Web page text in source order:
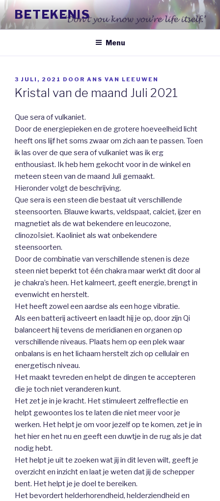
Naar
de
inhoud
BETEKENIS
Menu
GEPLAATST
OP
3 JULI, 2021 DOOR ANS VAN LEEUWEN
Kristal van de maand Juli 2021
Que sera of vulkaniet.
Door de energiepieken en de grotere hoeveelheid licht
heeft ons lijf het soms zwaar om zich aan te passen. Toen
ik las over de que sera of vulkaniet was ik erg
enthousiast. Ik heb hem gekocht voor in de winkel en
meteen steen van de maand Juli gemaakt.
Hieronder volgt de beschrijving.
Que sera is een steen die bestaat uit verschillende
steensoorten. Blauwe kwarts, veldspaat, calciet, ijzer en
magnetiet als de wat bekendere en leucozone,
clinozoïsiet. Kaoliniet als wat onbekendere
steensoorten.
Door de combinatie van verschillende stenen is deze
steen niet beperkt tot één chakra maar werkt dit door al
je chakra’s heen. Het kalmeert, geeft energie, brengt in
evenwicht en herstelt.
Het heeft zowel een aardse als een hoge vibratie.
Als een batterij activeert en laadt hij je op, door zijn Qi
balanceert hij tevens de meridianen en organen op
verschillende niveaus. Plaats hem op een plek waar
onbalans is en het lichaam herstelt zich op cellulair en
energetisch niveau.
Het maakt tevreden en helpt de dingen te accepteren
die je toch niet veranderen kunt.
Het zet je in je kracht. Het stimuleert zelfreflectie en
helpt gewoontes los te laten die niet meer voor je
werken. Het helpt je om voor jezelf op te komen, zet je in
het hier en het nu en geeft een duwtje in de rug als je dat
nodig hebt.
Het helpt je uit te zoeken wat jij in dit leven wilt, geeft je
overzicht en inzicht en laat je weten dat jij de schepper
bent. Het helpt je je doel te bereiken.
Het bevordert helderhorendheid, helderziendheid en